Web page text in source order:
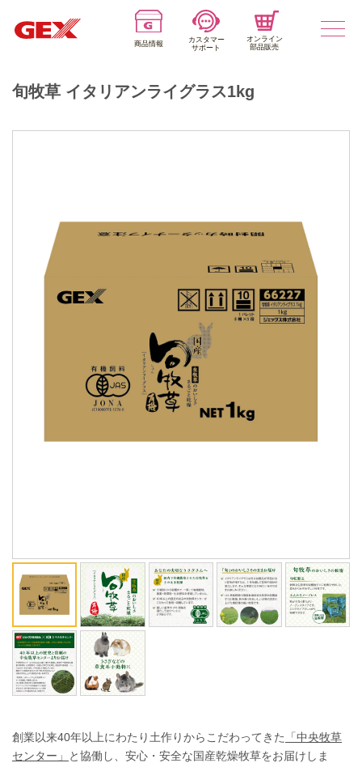
商品情報
カスタマー
サポート
オンライン
部品販売
ENGLISH 中文
旬牧草 イタリアンライグラス1kg
創業以来40年以上にわたり土作りからこだわってきた
「中央牧草
センター」
と協働し、安心・安全な国産乾燥牧草をお届けしま